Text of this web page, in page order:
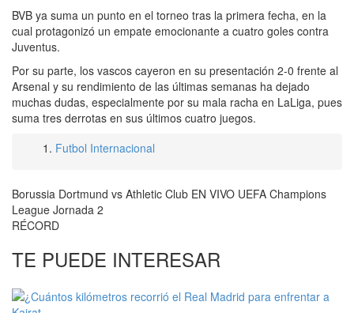
BVB ya suma un punto en el torneo tras la primera fecha, en la
cual protagonizó un empate emocionante a cuatro goles contra
Juventus.
Por su parte, los vascos cayeron en su presentación 2-0 frente al
Arsenal y su rendimiento de las últimas semanas ha dejado
muchas dudas, especialmente por su mala racha en LaLiga, pues
suma tres derrotas en sus últimos cuatro juegos.
Futbol Internacional
Borussia Dortmund vs Athletic Club EN VIVO UEFA Champions
League Jornada 2
RÉCORD
TE PUEDE INTERESAR